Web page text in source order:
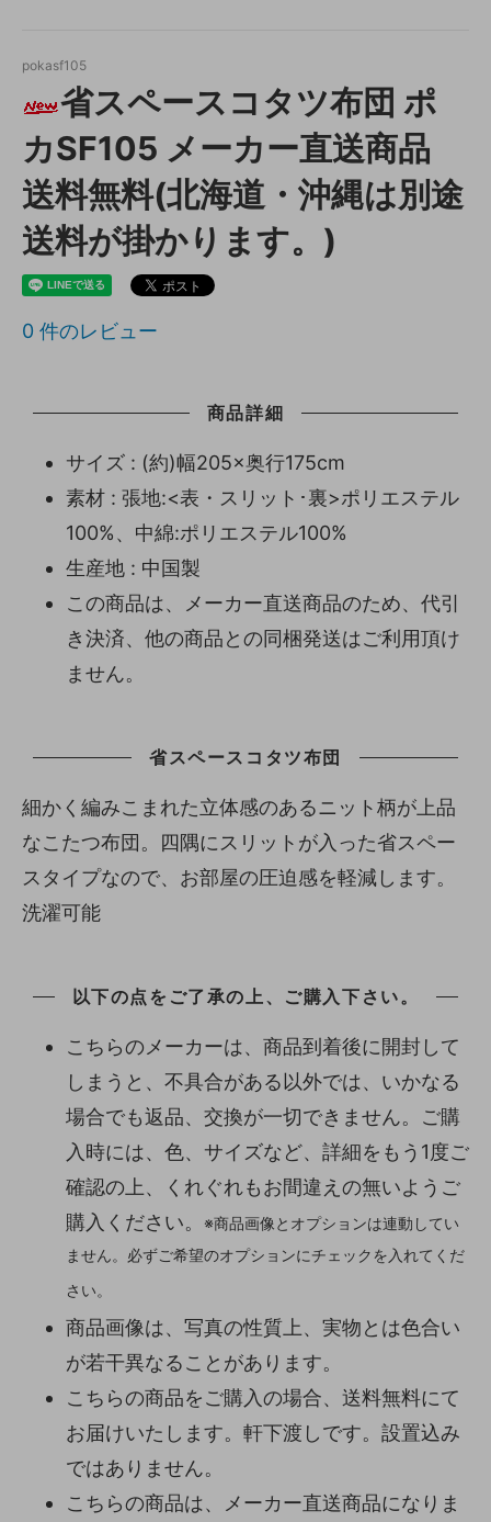
pokasf105
省スペースコタツ布団 ポ
カSF105 メーカー直送商品
送料無料(北海道・沖縄は別途
送料が掛かります。)
0 件のレビュー
商品詳細
サイズ : (約)幅205×奥行175cm
素材 : 張地:<表・スリット･裏>ポリエステル
100%、中綿:ポリエステル100%
生産地 : 中国製
この商品は、メーカー直送商品のため、代引
き決済、他の商品との同梱発送はご利用頂け
ません。
省スペースコタツ布団
細かく編みこまれた立体感のあるニット柄が上品
なこたつ布団。四隅にスリットが入った省スペー
スタイプなので、お部屋の圧迫感を軽減します。
洗濯可能
以下の点をご了承の上、ご購入下さい。
こちらのメーカーは、商品到着後に開封して
しまうと、不具合がある以外では、いかなる
場合でも返品、交換が一切できません。ご購
入時には、色、サイズなど、詳細をもう1度ご
確認の上、くれぐれもお間違えの無いようご
購入ください。
※商品画像とオプションは連動してい
ません。必ずご希望のオプションにチェックを入れてくだ
さい。
商品画像は、写真の性質上、実物とは色合い
が若干異なることがあります。
こちらの商品をご購入の場合、送料無料にて
お届けいたします。軒下渡しです。設置込み
ではありません。
こちらの商品は、メーカー直送商品になりま